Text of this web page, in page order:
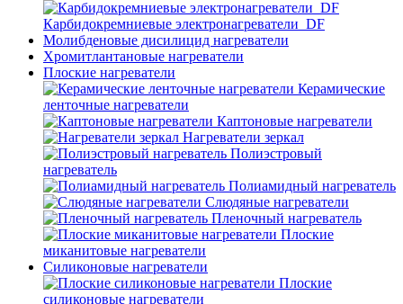
Карбидокремниевые электронагреватели_DF
Молибденовые дисилицид нагреватели
Хромитлантановые нагреватели
Плоские нагреватели
Керамические
ленточные нагреватели
Каптоновые нагреватели
Нагреватели зеркал
Полиэстровый
нагреватель
Полиамидный нагреватель
Слюдяные нагреватели
Пленочный нагреватель
Плоские
миканитовые нагреватели
Силиконовые нагреватели
Плоские
силиконовые нагреватели